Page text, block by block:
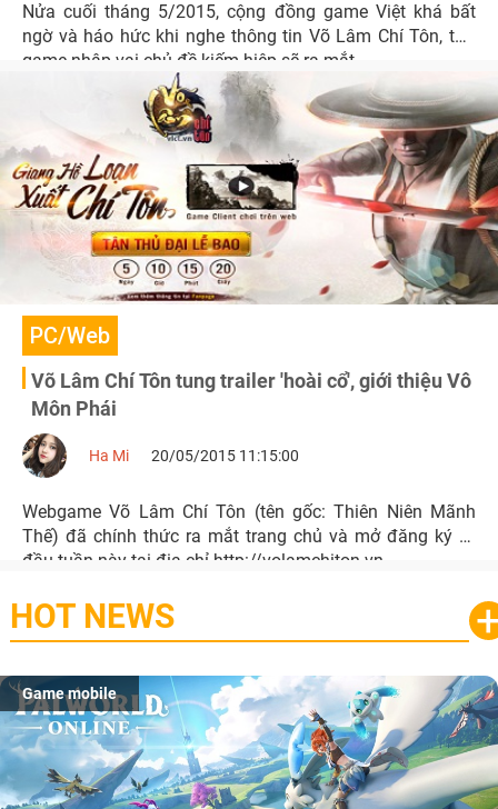
Nửa cuối tháng 5/2015, cộng đồng game Việt khá bất
ngờ và háo hức khi nghe thông tin Võ Lâm Chí Tôn, tựa
game nhập vai chủ đề kiếm hiệp sẽ ra mắt.
PC/Web
Võ Lâm Chí Tôn tung trailer 'hoài cổ', giới thiệu Vô
Môn Phái
Ha Mi 20/05/2015 11:15:00
Webgame Võ Lâm Chí Tôn (tên gốc: Thiên Niên Mãnh
Thế) đã chính thức ra mắt trang chủ và mở đăng ký từ
đầu tuần này tại địa chỉ http://volamchiton.vn
HOT NEWS
Game mobile